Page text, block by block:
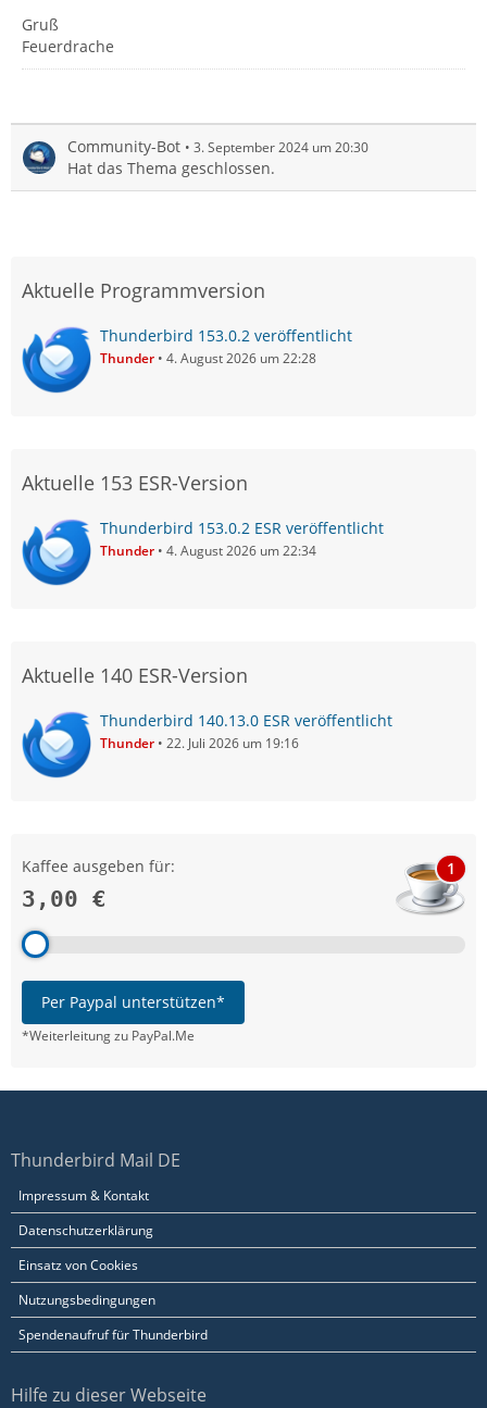
Gruß
Feuerdrache
Community-Bot 3. September 2024 um 20:30
Hat das Thema geschlossen.
Aktuelle Programmversion
Thunderbird 153.0.2 veröffentlicht
Thunder 4. August 2026 um 22:28
Aktuelle 153 ESR-Version
Thunderbird 153.0.2 ESR veröffentlicht
Thunder 4. August 2026 um 22:34
Aktuelle 140 ESR-Version
Thunderbird 140.13.0 ESR veröffentlicht
Thunder 22. Juli 2026 um 19:16
Kaffee ausgeben für:
3,00 €
1
Per Paypal unterstützen*
*Weiterleitung zu PayPal.Me
Thunderbird Mail DE
Impressum & Kontakt
Datenschutzerklärung
Einsatz von Cookies
Nutzungsbedingungen
Spendenaufruf für Thunderbird
Hilfe zu dieser Webseite